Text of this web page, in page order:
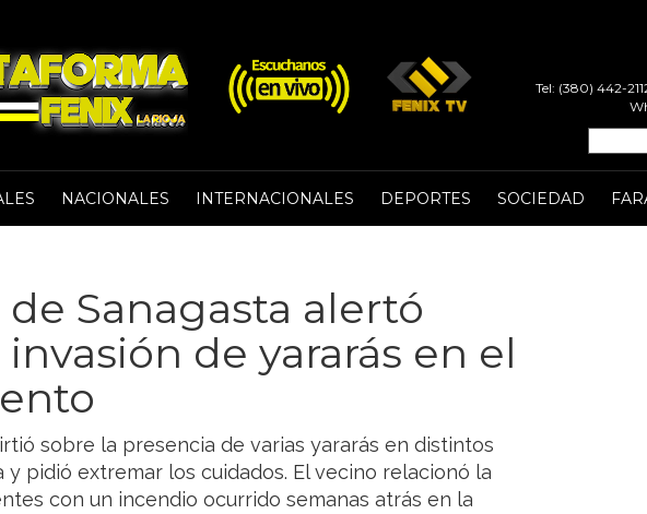
Tel: (380) 442-
NACIONALES INTERNACIONALES DEPORTES SOCIEDAD
Sanagasta alertó
de yararás en el
sobre la presencia de varias yararás en distintos
y pidió extremar los cuidados. El vecino relacionó la
con un incendio ocurrido semanas atrás en la